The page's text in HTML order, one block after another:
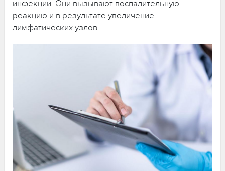
инфекции. Они вызывают воспалительную
реакцию и в результате увеличение
лимфатических узлов.